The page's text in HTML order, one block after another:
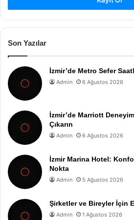
Son Yazılar
İzmir’de Metro Sefer
Admin 6 Ağustos 2026
İzmir’de Marriott
Çıkarın
Admin 6 Ağustos 2026
İzmir Marina Hotel:
Nokta
Admin 5 Ağustos 2026
Şirketler ve Bireyler İçin
Admin 1 Ağustos 2026